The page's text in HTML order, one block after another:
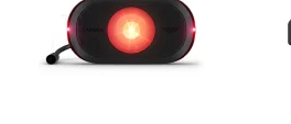
PAR MARQUES
DÉSTOCKAGE
Nike